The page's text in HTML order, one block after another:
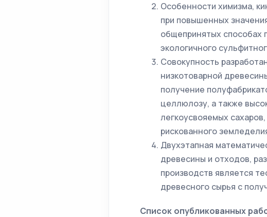
Особенности химизма,
при повышенных
общепринятых способах
экологичного
Совокупность
низкотоварной
получение
целлюлозу, а также
легкоусвояемых
рискованного
Двухэтапная
древесины и отходов,
производств является
древесного сырья с
Список опубликованных